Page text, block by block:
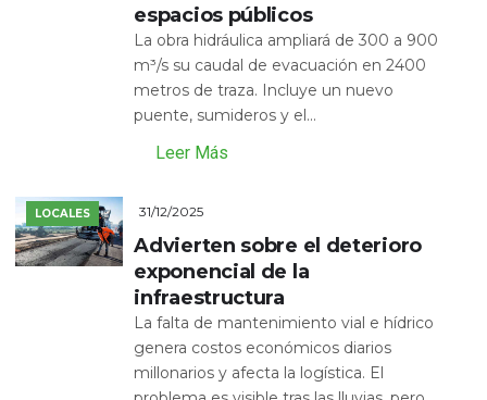
espacios públicos
La obra hidráulica ampliará de 300 a 900
m³/s su caudal de evacuación en 2400
metros de traza. Incluye un nuevo
puente, sumideros y el...
Leer Más
LOCALES 31/12/2025
Advierten sobre el deterioro
exponencial de la
infraestructura
La falta de mantenimiento vial e hídrico
genera costos económicos diarios
millonarios y afecta la logística. El